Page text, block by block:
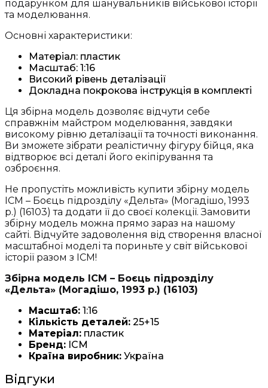
подарунком для шанувальників військової історії
та моделювання.
Основні характеристики:
Матеріал: пластик
Масштаб: 1:16
Високий рівень деталізації
Докладна покрокова інструкція в комплекті
Ця збірна модель дозволяє відчути себе
справжнім майстром моделювання, завдяки
високому рівню деталізації та точності виконання.
Ви зможете зібрати реалістичну фігуру бійця, яка
відтворює всі деталі його екіпірування та
озброєння.
Не пропустіть можливість купити збірну модель
ICM – Боєць підрозділу «Дельта» (Могадішо, 1993
р.) (16103) та додати її до своєї колекції. Замовити
збірну модель можна прямо зараз на нашому
сайті. Відчуйте задоволення від створення власної
масштабної моделі та пориньте у світ військової
історії разом з ICM!
Збірна модель ICM – Боєць підрозділу
«Дельта» (Могадішо, 1993 р.) (16103)
Масштаб: 1:16
Кількість деталей: 25+15
Матеріал: пластик
Бренд: ICM
Країна виробник: Україна
Відгуки